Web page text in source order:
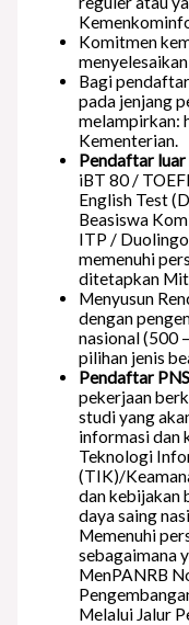
Komitmen
Bagi
pada jenjang
melampirkan:
Kementerian.
Pendaftar luar
iBT 80 /
English Test
Beasiswa
ITP /
memenuhi
ditetapkan
Menyusun
dengan
nasional (500
pilihan jenis
Pendaftar
pekerjaan
studi yang
informasi dan
Teknologi
(TIK)/
dan kebijakan
daya saing
Memenuhi
sebagaimana
MenPANRB
Melalui Jalur